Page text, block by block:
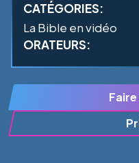
CATÉGORIES:
La Bible en vidéo
ORATEURS: